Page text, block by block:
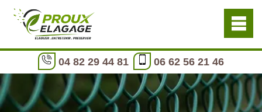
04 82 29 44 81 06 62 56 21 46